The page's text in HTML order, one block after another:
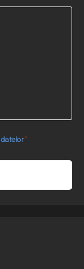
datelor*